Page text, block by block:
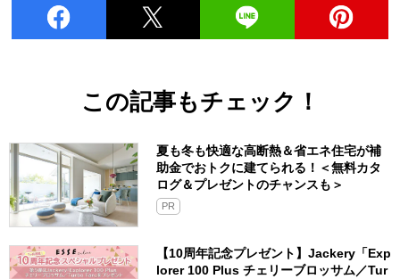
この記事もチェック！
夏も冬も快適な高断熱＆省エネ住宅が補
助金でおトクに建てられる！＜無料カタ
ログ＆プレゼントのチャンスも＞
PR
【10周年記念プレゼント】Jackery「Exp
lorer 100 Plus チェリーブロッサム／Tur